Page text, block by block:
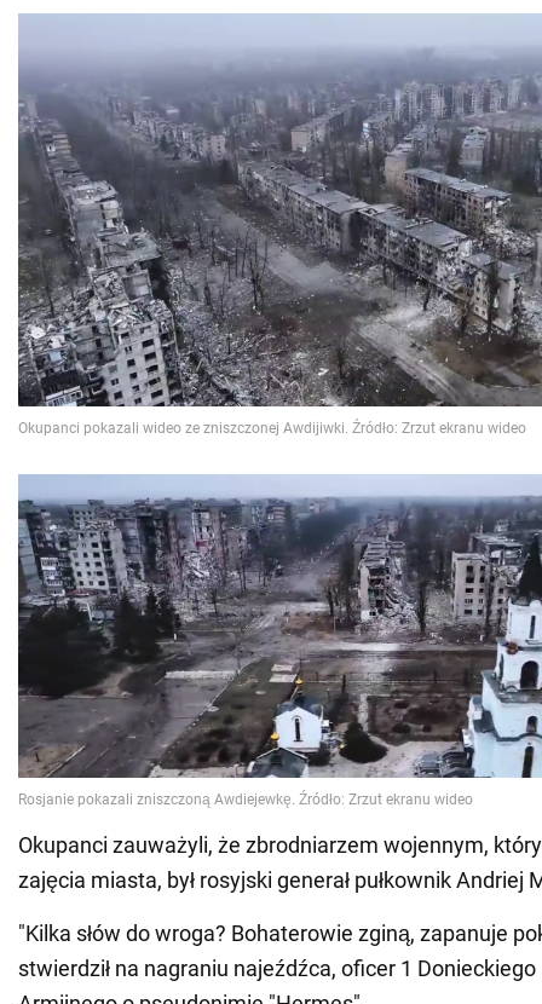
Okupanci zauważyli, że zbrodniarzem wojennym,
zajęcia miasta, był rosyjski generał pułkownik Andriej
"Kilka słów do wroga? Bohaterowie zginą, zapanuje
stwierdził na nagraniu najeźdźca, oficer 1 Donieckiego